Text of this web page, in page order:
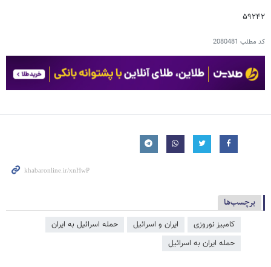
۵۹۲۴۲
کد مطلب 2080481
برچسب‌ها
کامبیز نوروزی ایران و اسرائیل
حمله اسرائیل به ایران
حمله ایران به اسرائیل